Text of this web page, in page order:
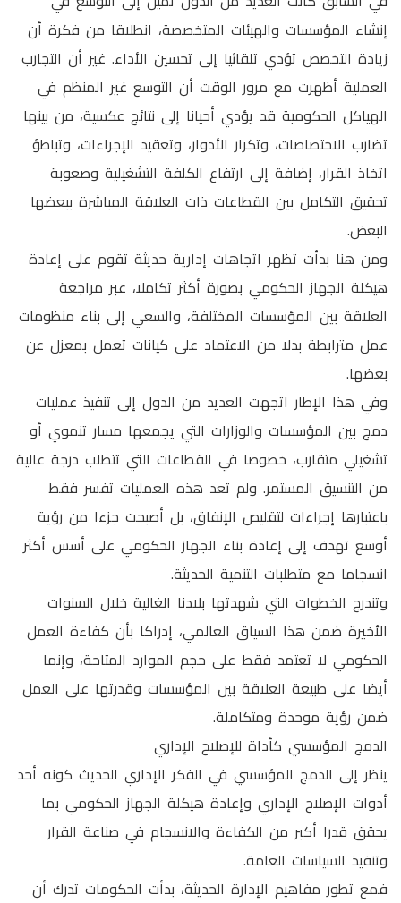
إنشاء المؤسسات والهيئات المتخصصة، انطلاقا من فكرة أن
زيادة التخصص تؤدي تلقائيا إلى تحسين الأداء. غير أن التجارب
العملية أظهرت مع مرور الوقت أن التوسع غير المنظم في
الهياكل الحكومية قد يؤدي أحيانا إلى نتائج عكسية، من بينها
تضارب الاختصاصات، وتكرار الأدوار، وتعقيد الإجراءات، وتباطؤ
اتخاذ القرار، إضافة إلى ارتفاع الكلفة التشغيلية وصعوبة
تحقيق التكامل بين القطاعات ذات العلاقة المباشرة ببعضها
البعض.
ومن هنا بدأت تظهر اتجاهات إدارية حديثة تقوم على إعادة
هيكلة الجهاز الحكومي بصورة أكثر تكاملا، عبر مراجعة
العلاقة بين المؤسسات المختلفة، والسعي إلى بناء منظومات
عمل مترابطة بدلا من الاعتماد على كيانات تعمل بمعزل عن
بعضها.
وفي هذا الإطار اتجهت العديد من الدول إلى تنفيذ عمليات
دمج بين المؤسسات والوزارات التي يجمعها مسار تنموي أو
تشغيلي متقارب، خصوصا في القطاعات التي تتطلب درجة عالية
من التنسيق المستمر. ولم تعد هذه العمليات تفسر فقط
باعتبارها إجراءات لتقليص الإنفاق، بل أصبحت جزءا من رؤية
أوسع تهدف إلى إعادة بناء الجهاز الحكومي على أسس أكثر
انسجاما مع متطلبات التنمية الحديثة.
وتندرج الخطوات التي شهدتها بلادنا الغالية خلال السنوات
الأخيرة ضمن هذا السياق العالمي، إدراكا بأن كفاءة العمل
الحكومي لا تعتمد فقط على حجم الموارد المتاحة، وإنما
أيضا على طبيعة العلاقة بين المؤسسات وقدرتها على العمل
ضمن رؤية موحدة ومتكاملة.
الدمج المؤسسي كأداة للإصلاح الإداري
ينظر إلى الدمج المؤسسي في الفكر الإداري الحديث كونه أحد
أدوات الإصلاح الإداري وإعادة هيكلة الجهاز الحكومي بما
يحقق قدرا أكبر من الكفاءة والانسجام في صناعة القرار
وتنفيذ السياسات العامة.
فمع تطور مفاهيم الإدارة الحديثة، بدأت الحكومات تدرك أن